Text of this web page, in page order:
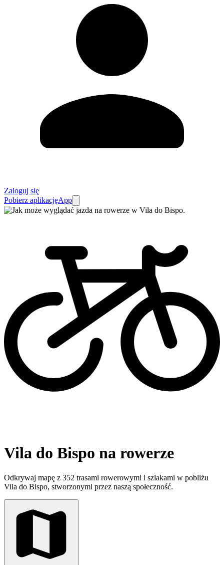
Zaloguj się
Pobierz aplikacjęApp
Vila do Bispo na rowerze
Odkrywaj mapę z 352 trasami rowerowymi i szlakami w pobliżu
Vila do Bispo, stworzonymi przez naszą społeczność.